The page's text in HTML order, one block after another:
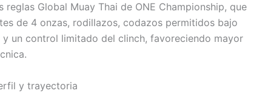
reglas Global Muay Thai de ONE Championship, que
de 4 onzas, rodillazos, codazos permitidos bajo
un control limitado del clinch, favoreciendo mayor
y trayectoria